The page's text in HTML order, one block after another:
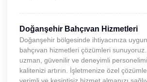
Doğanşehir Bahçıvan Hizmetleri
Doğanşehir bölgesinde ihtiyacınıza
bahçıvan hizmetleri çözümleri sunuyoruz.
uzman, güvenilir ve deneyimli
kalitenizi artırın. İşletmenize özel